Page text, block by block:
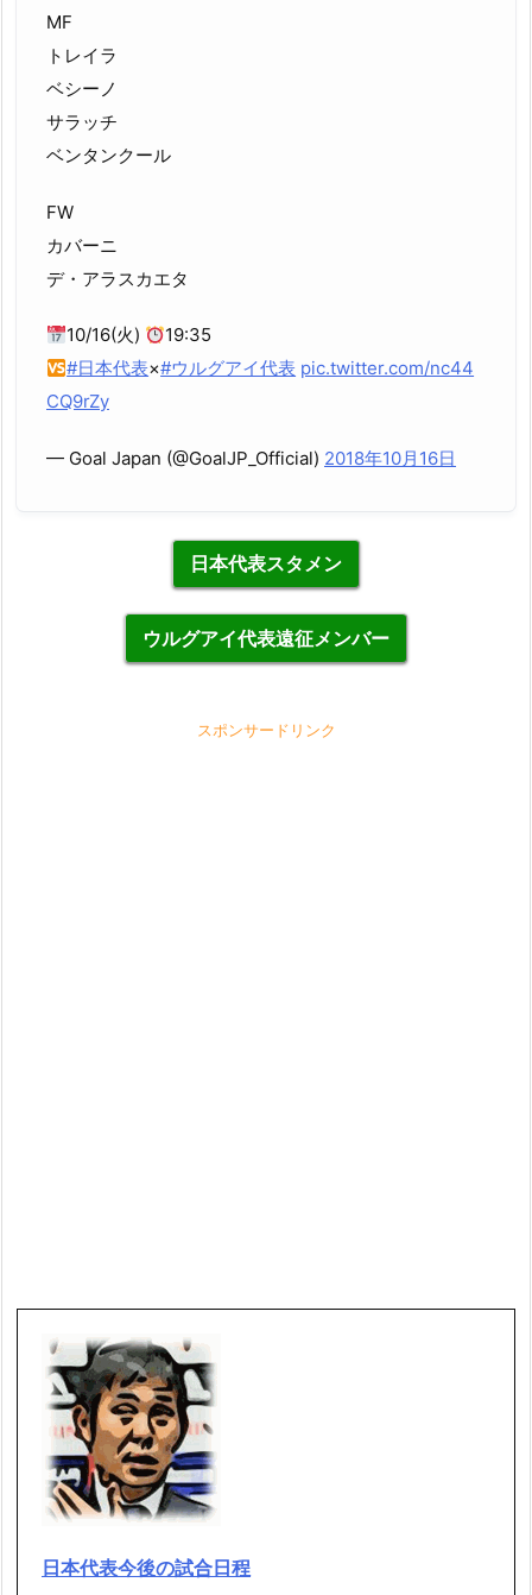
MF
トレイラ
ベシーノ
サラッチ
ベンタンクール
FW
カバーニ
デ・アラスカエタ
10/16(火)
19:35
#日本代表×#ウルグアイ代表 pic.twitter.com/nc44
CQ9rZy
— Goal Japan (@GoalJP_Official) 2018年10月16日
日本代表スタメン
ウルグアイ代表遠征メンバー
スポンサードリンク
日本代表今後の試合日程